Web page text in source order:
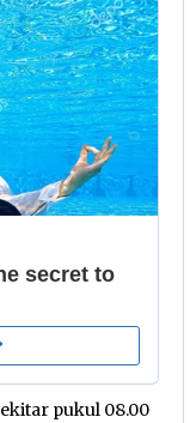
pukul 08.00